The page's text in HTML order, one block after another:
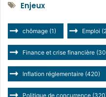
Enjeux
chômage (1) Emploi
Finance et crise financière
Inflation réglementaire (420)
Politique de concurrence